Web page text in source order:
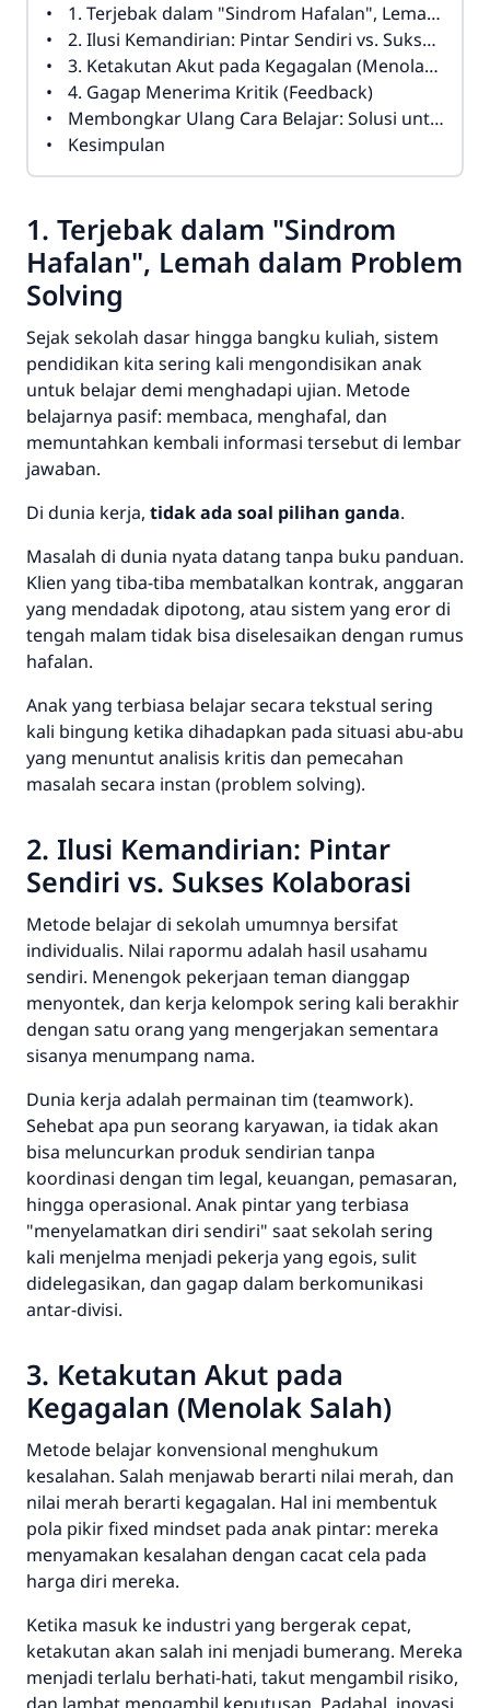
1. Terjebak dalam "Sindrom Hafalan", Lemah dalam Problem Solving
2. Ilusi Kemandirian: Pintar Sendiri vs. Sukses Kolaborasi
3. Ketakutan Akut pada Kegagalan (Menolak Salah)
4. Gagap Menerima Kritik (Feedback)
Membongkar Ulang Cara Belajar: Solusi untuk Masa Depan
Kesimpulan
1. Terjebak dalam "Sindrom
Hafalan", Lemah dalam Problem
Solving
Sejak sekolah dasar hingga bangku kuliah, sistem
pendidikan kita sering kali mengondisikan anak
untuk belajar demi menghadapi ujian. Metode
belajarnya pasif: membaca, menghafal, dan
memuntahkan kembali informasi tersebut di lembar
jawaban.
Di dunia kerja, tidak ada soal pilihan ganda.
Masalah di dunia nyata datang tanpa buku panduan.
Klien yang tiba-tiba membatalkan kontrak, anggaran
yang mendadak dipotong, atau sistem yang eror di
tengah malam tidak bisa diselesaikan dengan rumus
hafalan.
Anak yang terbiasa belajar secara tekstual sering
kali bingung ketika dihadapkan pada situasi abu-abu
yang menuntut analisis kritis dan pemecahan
masalah secara instan (problem solving).
2. Ilusi Kemandirian: Pintar
Sendiri vs. Sukses Kolaborasi
Metode belajar di sekolah umumnya bersifat
individualis. Nilai rapormu adalah hasil usahamu
sendiri. Menengok pekerjaan teman dianggap
menyontek, dan kerja kelompok sering kali berakhir
dengan satu orang yang mengerjakan sementara
sisanya menumpang nama.
Dunia kerja adalah permainan tim (teamwork).
Sehebat apa pun seorang karyawan, ia tidak akan
bisa meluncurkan produk sendirian tanpa
koordinasi dengan tim legal, keuangan, pemasaran,
hingga operasional. Anak pintar yang terbiasa
"menyelamatkan diri sendiri" saat sekolah sering
kali menjelma menjadi pekerja yang egois, sulit
didelegasikan, dan gagap dalam berkomunikasi
antar-divisi.
3. Ketakutan Akut pada
Kegagalan (Menolak Salah)
Metode belajar konvensional menghukum
kesalahan. Salah menjawab berarti nilai merah, dan
nilai merah berarti kegagalan. Hal ini membentuk
pola pikirfixed mindset pada anak pintar: mereka
menyamakan kesalahan dengan cacat cela pada
harga diri mereka.
Ketika masuk ke industri yang bergerak cepat,
ketakutan akan salah ini menjadi bumerang. Mereka
menjadi terlalu berhati-hati, takut mengambil risiko,